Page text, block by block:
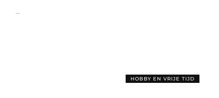
...
HOBBY EN VRIJE TIJD